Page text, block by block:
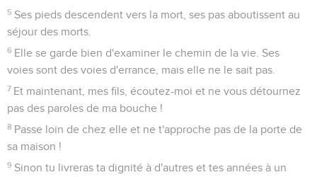
5 Ses pieds descendent vers la mort, ses pas aboutissent au
séjour des morts.
6 Elle se garde bien d'examiner le chemin de la vie. Ses
voies sont des voies d'errance, mais elle ne le sait pas.
7 Et maintenant, mes fils, écoutez-moi et ne vous détournez
pas des paroles de ma bouche !
8 Passe loin de chez elle et ne t'approche pas de la porte de
sa maison !
9 Sinon tu livreras ta dignité à d'autres et tes années à un